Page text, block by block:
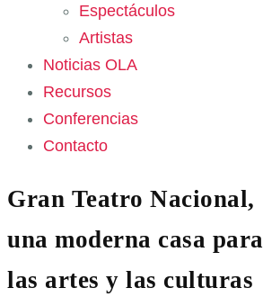
Espectáculos
Artistas
Noticias OLA
Recursos
Conferencias
Contacto
Gran Teatro Nacional,
una moderna casa para
las artes y las culturas